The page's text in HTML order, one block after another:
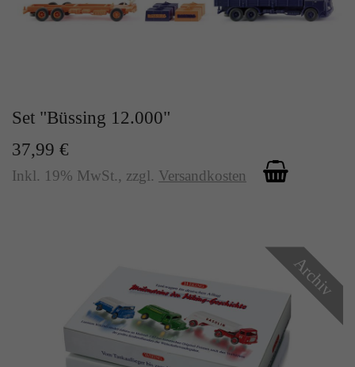
Set "Büssing 12.000"
37,99 €
Inkl. 19% MwSt., zzgl. Versandkosten
Archiv